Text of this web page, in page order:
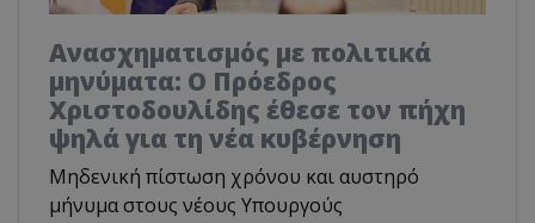
Ανασχηματισμός με πολιτικά
μηνύματα: Ο Πρόεδρος
Χριστοδουλίδης έθεσε τον πήχη
ψηλά για τη νέα κυβέρνηση
Μηδενική πίστωση χρόνου και αυστηρό
μήνυμα στους νέους Υπουργούς